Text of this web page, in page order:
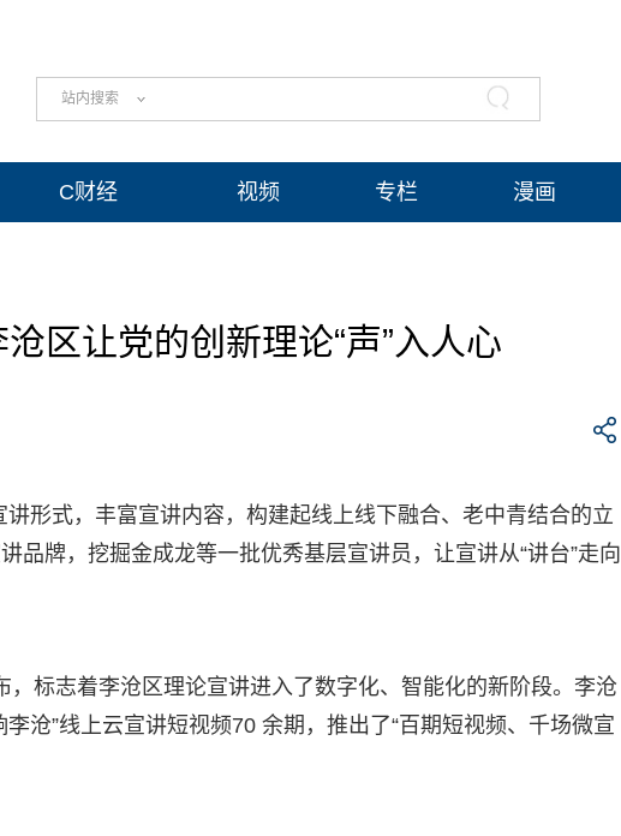
站内搜索
C财经 视频 专栏 漫画
区让党的创新理论“声”入人心
形式，丰富宣讲内容，构建起线上线下融合、老中青结合的立
品牌，挖掘金成龙等一批优秀基层宣讲员，让宣讲从“讲台”走向
，标志着李沧区理论宣讲进入了数字化、智能化的新阶段。李沧
李沧”线上云宣讲短视频70 余期，推出了“百期短视频、千场微宣